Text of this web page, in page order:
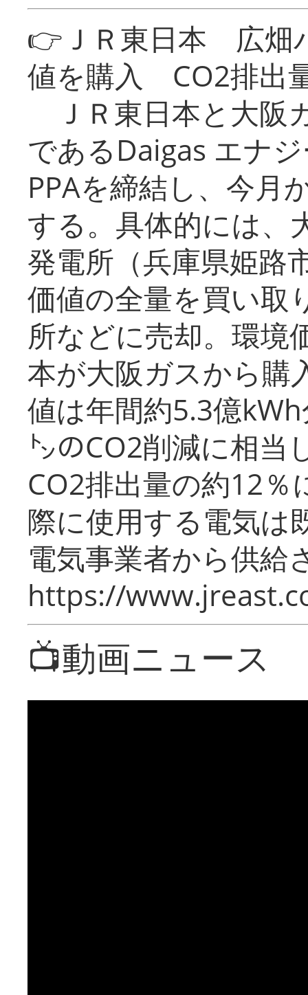
👉ＪＲ東日本 広畑
値を購入 CO2排出
ＪＲ東日本と大阪
であるDaigas エナ
PPAを締結し、今月
する。具体的には、
発電所（兵庫県姫路
価値の全量を買い取
所などに売却。環境
本が大阪ガスから購
値は年間約5.3億
㌧のCO2削減に相当
CO2排出量の約12％
際に使用する電気は
電気事業者から供給
https://
📺動画ニュース